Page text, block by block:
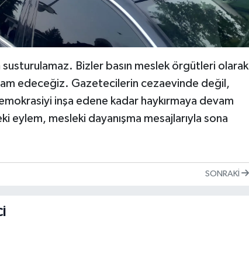
susturulamaz. Bizler basın meslek örgütleri olarak
edeceğiz. Gazetecilerin cezaevinde değil,
inşa edene kadar haykırmaya devam
mesleki dayanışma mesajlarıyla sona
SONRAKI